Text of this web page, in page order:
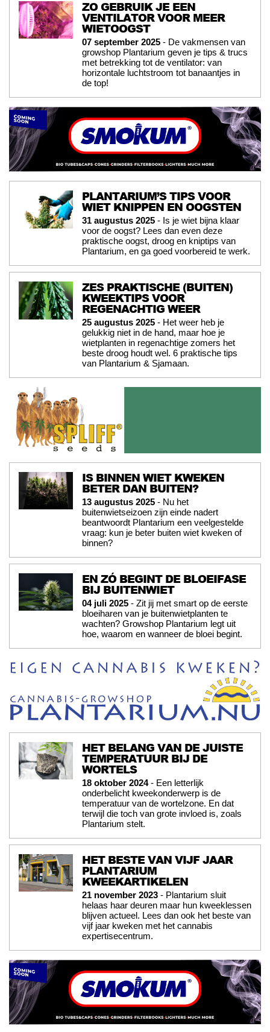
ZO GEBRUIK JE EEN
VENTILATOR VOOR MEER
WIETOOGST
07 september 2025 - De vakmensen van
growshop Plantarium geven je tips & trucs
met betrekking tot de ventilator: van
horizontale luchtstroom tot banaantjes in
de top!
PLANTARIUM’S TIPS VOOR
WIET KNIPPEN EN OOGSTEN
31 augustus 2025 - Is je wiet bijna klaar
voor de oogst? Lees dan even deze
praktische oogst, droog en kniptips van
Plantarium, en ga goed voorbereid te werk.
ZES PRAKTISCHE (BUITEN)
KWEEKTIPS VOOR
REGENACHTIG WEER
25 augustus 2025 - Het weer heb je
gelukkig niet in de hand, maar hoe je
wietplanten in regenachtige zomers het
beste droog houdt wel. 6 praktische tips
van Plantarium & Sjamaan.
IS BINNEN WIET KWEKEN
BETER DAN BUITEN?
13 augustus 2025 - Nu het
buitenwietseizoen zijn einde nadert
beantwoordt Plantarium een veelgestelde
vraag: kun je beter buiten wiet kweken of
binnen?
EN ZÓ BEGINT DE BLOEIFASE
BIJ BUITENWIET
04 juli 2025 - Zit jij met smart op de eerste
bloeiharen van je buitenwietplanten te
wachten? Growshop Plantarium legt uit
hoe, waarom en wanneer de bloei begint.
HET BELANG VAN DE JUISTE
TEMPERATUUR BIJ DE
WORTELS
18 oktober 2024- Een letterlijk
onderbelicht kweekonderwerp is de
temperatuur van de wortelzone. En dat
terwijl die toch van grote invloed is, zoals
Plantarium stelt.
HET BESTE VAN VIJF JAAR
PLANTARIUM
KWEEKARTIKELEN
21 november 2023 - Plantarium sluit
helaas haar deuren maar hun kweeklessen
blijven actueel. Lees dan ook het beste van
vijf jaar kweken met het cannabis
expertisecentrum.